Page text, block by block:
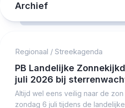
Archief
Regionaal / Streekagenda
PB Landelijke
juli 2026 bij
Altijd wel eens veilig naar de
zondag 6 juli tijdens de